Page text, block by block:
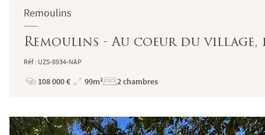
Remoulins
Remoulins - Au coeur du village,
Réf : UZS-8934-NAP
Prix
108 000 €
Superficie
99m² 2 chambres